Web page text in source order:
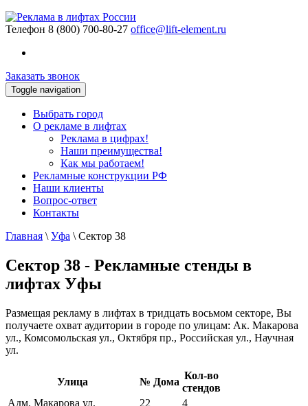
Телефон 8 (800) 700-80-27 office@lift-element.ru
Заказать звонок
Toggle navigation
Выбрать город
О рекламе в лифтах
Реклама в цифрах!
Наши преимущества!
Как мы работаем!
Рекламные конструкции РФ
Наши клиенты
Вопрос-ответ
Контакты
Главная \ Уфа \ Сектор 38
Сектор 38 - Рекламные стенды в
лифтах Уфы
Размещая рекламу в лифтах в тридцать восьмом секторе, Вы
получаете охват аудитории в городе по улицам: Ак. Макарова
ул., Комсомольская ул., Октября пр., Российская ул., Научная
ул.
Улица № Дома
Кол-во
стендов
Адм. Макарова ул.
22
4